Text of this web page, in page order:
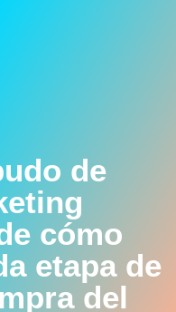
de
cómo
etapa de
del